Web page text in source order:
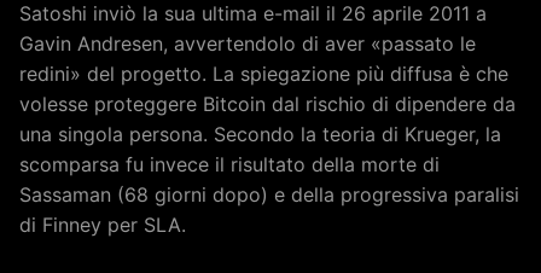
Satoshi inviò la sua ultima e-mail il 26 aprile 2011 a
Gavin Andresen, avvertendolo di aver «passato le
redini» del progetto. La spiegazione più diffusa è che
volesse proteggere Bitcoin dal rischio di dipendere da
una singola persona. Secondo la teoria di Krueger, la
scomparsa fu invece il risultato della morte di
Sassaman (68 giorni dopo) e della progressiva paralisi
di Finney per SLA.